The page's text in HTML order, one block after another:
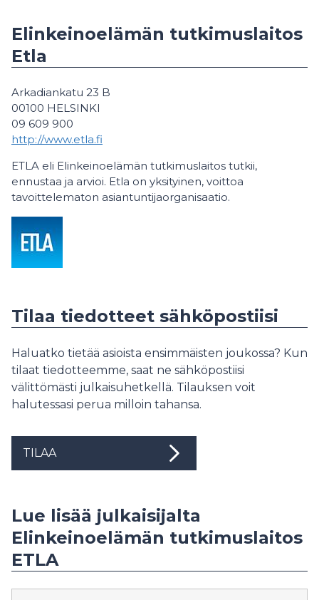
Elinkeinoelämän tutkimuslaitos
Etla
Arkadiankatu 23 B
00100 HELSINKI
09 609 900
http://www.etla.fi
ETLA eli Elinkeinoelämän tutkimuslaitos tutkii,
ennustaa ja arvioi. Etla on yksityinen, voittoa
tavoittelematon asiantuntijaorganisaatio.
Tilaa tiedotteet sähköpostiisi
Haluatko tietää asioista ensimmäisten joukossa? Kun
tilaat tiedotteemme, saat ne sähköpostiisi
välittömästi julkaisuhetkellä. Tilauksen voit
halutessasi perua milloin tahansa.
TILAA
Lue lisää julkaisijalta
Elinkeinoelämän tutkimuslaitos
ETLA